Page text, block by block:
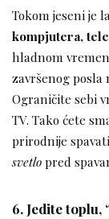
Tokom jeseni je
kompjutera,
hladnom
završenog
Ograničite sebi
TV. Tako ćete
prirodnije
svetlopred
6. Jedite toplu,